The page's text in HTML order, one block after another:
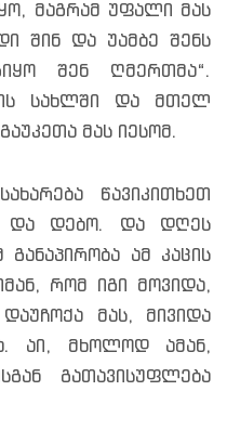
მაგრამ უფალი მას
შინ და უამბე შენს
შენ ღმერთმა“.
სახლში და მთელ
მას იესომ.
წავიკითხეთ
და დებო. და დღეს
ამ კაცის
რომ იგი მოვიდა,
მას, მივიდა
აი, მხოლოდ ამან,
გათავისუფლება